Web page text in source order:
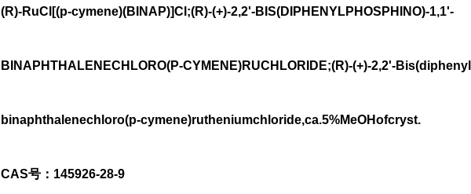
(R)-RuCl[(p-cymene)(BINAP)]Cl;(R)-(+)-2,2'-BIS(DIPHENYLPHOSPHINO)-1,1'-
BINAPHTHALENECHLORO(P-CYMENE)RUCHLORIDE;(R)-(+)-2,2'-
binaphthalenechloro(p-cymene)rutheniumchloride,ca.5%MeOHofcryst.
CAS号：145926-28-9